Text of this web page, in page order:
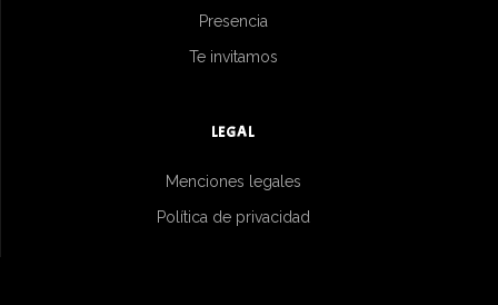
Presencia
Te invitamos
LEGAL
Menciones legales
Política de privacidad